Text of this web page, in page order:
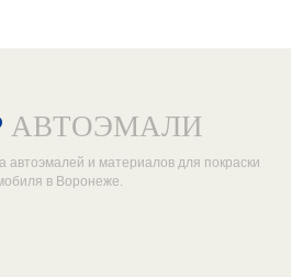
АВТОЭМАЛИ
и материалов для покраски
в Воронеже.